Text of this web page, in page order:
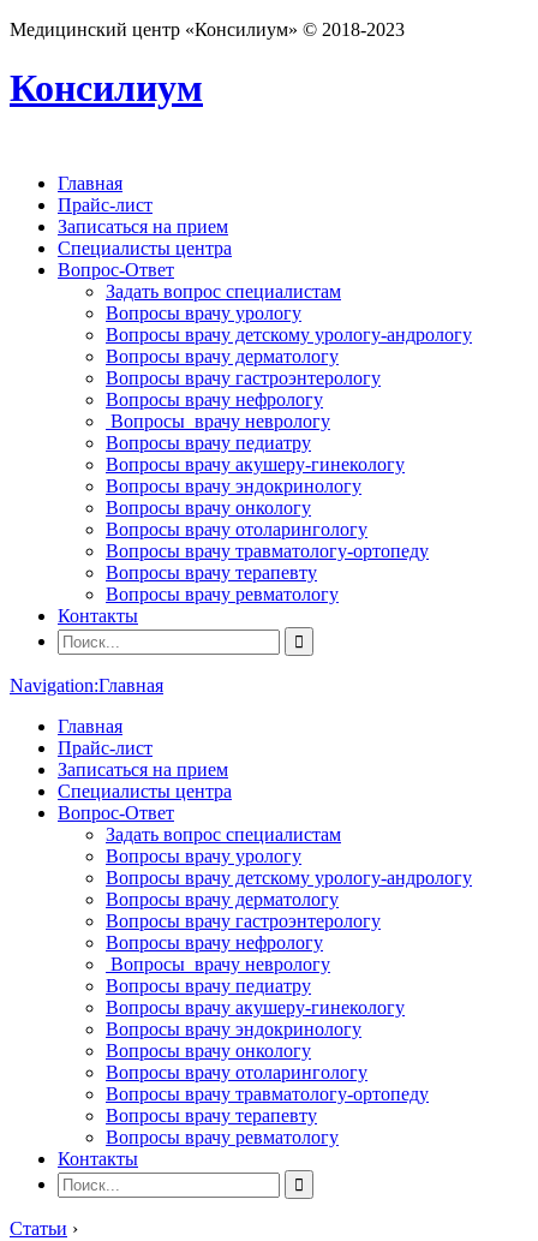
Медицинский центр «Консилиум» © 2018-2023
Консилиум
Главная
Прайс-лист
Записаться на прием
Специалисты центра
Вопрос-Ответ
Задать вопрос специалистам
Вопросы врачу урологу
Вопросы врачу детскому урологу-андрологу
Вопросы врачу дерматологу
Вопросы врачу гастроэнтерологу
Вопросы врачу нефрологу
Вопросы врачу неврологу
Вопросы врачу педиатру
Вопросы врачу акушеру-гинекологу
Вопросы врачу эндокринологу
Вопросы врачу онкологу
Вопросы врачу отоларингологу
Вопросы врачу травматологу-ортопеду
Вопросы врачу терапевту
Вопросы врачу ревматологу
Контакты
Navigation:Главная
Главная
Прайс-лист
Записаться на прием
Специалисты центра
Вопрос-Ответ
Задать вопрос специалистам
Вопросы врачу урологу
Вопросы врачу детскому урологу-андрологу
Вопросы врачу дерматологу
Вопросы врачу гастроэнтерологу
Вопросы врачу нефрологу
Вопросы врачу неврологу
Вопросы врачу педиатру
Вопросы врачу акушеру-гинекологу
Вопросы врачу эндокринологу
Вопросы врачу онкологу
Вопросы врачу отоларингологу
Вопросы врачу травматологу-ортопеду
Вопросы врачу терапевту
Вопросы врачу ревматологу
Контакты
Статьи ›